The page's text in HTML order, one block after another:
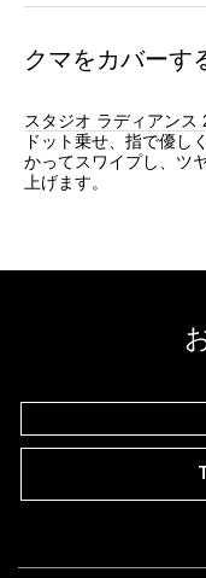
クマをカバーす
スタジオ ラディアンス
ドット乗せ、指で優し
かってスワイプし、ツ
上げます。